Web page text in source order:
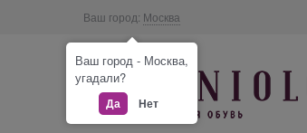
Ваш город: Москва
Ваш город - Москва,
угадали?
Да Нет